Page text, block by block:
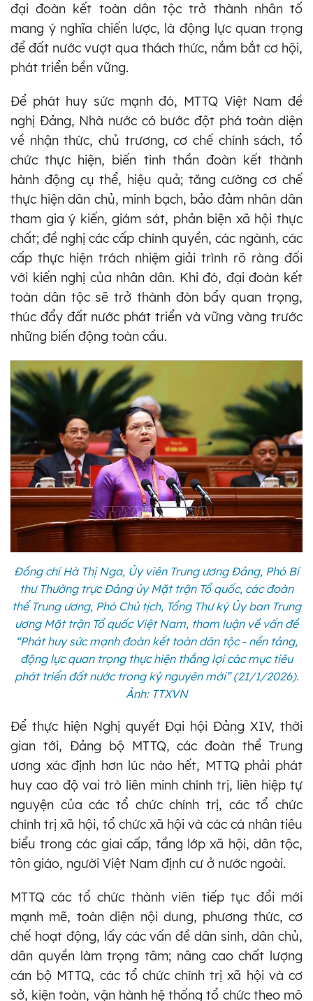
đại đoàn kết toàn dân tộc trở thành nhân tố
mang ý nghĩa chiến lược, là động lực quan trọng
để đất nước vượt qua thách thức, nắm bắt cơ hội,
phát triển bền vững.
Để phát huy sức mạnh đó, MTTQ Việt Nam đề
nghị Đảng, Nhà nước có bước đột phá toàn diện
về nhận thức, chủ trương, cơ chế chính sách, tổ
chức thực hiện, biến tinh thần đoàn kết thành
hành động cụ thể, hiệu quả; tăng cường cơ chế
thực hiện dân chủ, minh bạch, bảo đảm nhân dân
tham gia ý kiến, giám sát, phản biện xã hội thực
chất; đề nghị các cấp chính quyền, các ngành, các
cấp thực hiện trách nhiệm giải trình rõ ràng đối
với kiến nghị của nhân dân. Khi đó, đại đoàn kết
toàn dân tộc sẽ trở thành đòn bẩy quan trọng,
thúc đẩy đất nước phát triển và vững vàng trước
những biến động toàn cầu.
Đồng chí Hà Thị Nga, Ủy viên Trung ương Đảng, Phó Bí
thư Thường trực Đảng ủy Mặt trận Tổ quốc, các đoàn
thể Trung ương, Phó Chủ tịch, Tổng Thư ký Ủy ban Trung
ương Mặt trận Tổ quốc Việt Nam, tham luận về vấn đề
“Phát huy sức mạnh đoàn kết toàn dân tộc - nền tảng,
động lực quan trọng thực hiện thắng lợi các mục tiêu
phát triển đất nước trong kỷ nguyên mới”(21/1/2026).
Ảnh: TTXVN
Để thực hiện Nghị quyết Đại hội Đảng XIV, thời
gian tới, Đảng bộ MTTQ, các đoàn thể Trung
ương xác định hơn lúc nào hết, MTTQ phải phát
huy cao độ vai trò liên minh chính trị, liên hiệp tự
nguyện của các tổ chức chính trị, các tổ chức
chính trị xã hội, tổ chức xã hội và các cá nhân tiêu
biểu trong các giai cấp, tầng lớp xã hội, dân tộc,
tôn giáo, người Việt Nam định cư ở nước ngoài.
MTTQ các tổ chức thành viên tiếp tục đổi mới
mạnh mẽ, toàn diện nội dung, phương thức, cơ
chế hoạt động, lấy các vấn đề dân sinh, dân chủ,
dân quyền làm trọng tâm; nâng cao chất lượng
cán bộ MTTQ, các tổ chức chính trị xã hội và cơ
sở, kiện toàn, vận hành hệ thống tổ chức theo mô